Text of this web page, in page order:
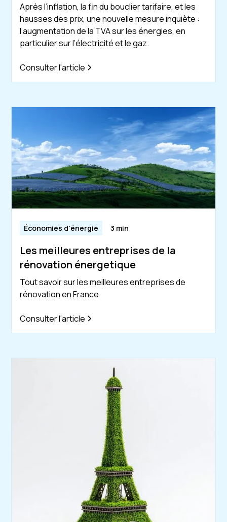
Après l’inflation, la fin du bouclier tarifaire, et les
hausses des prix, une nouvelle mesure inquiète :
l’augmentation de la TVA sur les énergies, en
particulier sur l’électricité et le gaz.
Consulter l'article
Économies d'énergie 3 min
Les meilleures entreprises de la
rénovation énergetique
Tout savoir sur les meilleures entreprises de
rénovation en France
Consulter l'article